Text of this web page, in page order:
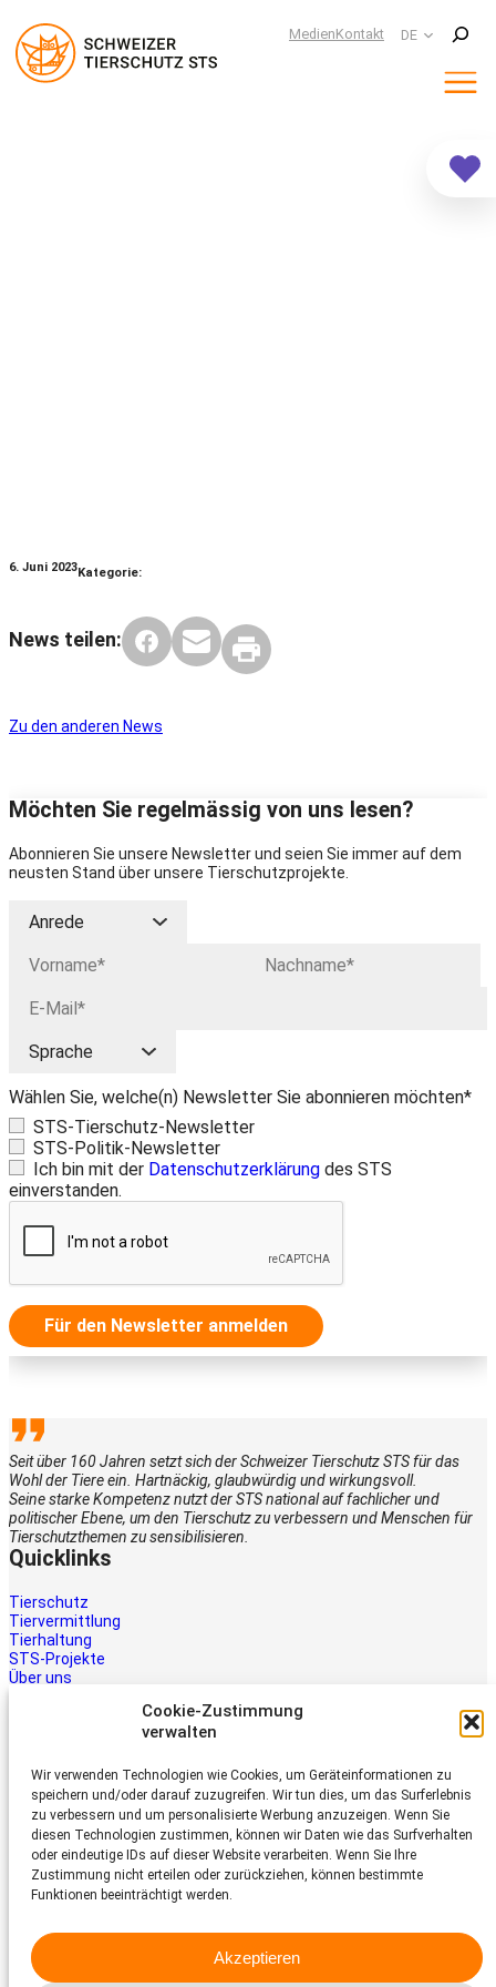
Cookie-Zustimmung
verwalten
Wir verwenden Technologien wie Cookies, um Geräteinformationen zu
speichern und/oder darauf zuzugreifen. Wir tun dies, um das Surferlebnis
zu verbessern und um personalisierte Werbung anzuzeigen. Wenn Sie
diesen Technologien zustimmen, können wir Daten wie das Surfverhalten
oder eindeutige IDs auf dieser Website verarbeiten. Wenn Sie Ihre
Zustimmung nicht erteilen oder zurückziehen, können bestimmte
Funktionen beeinträchtigt werden.
Akzeptieren
MedienKontakt DE
Suchen
6. Juni 2023Kategorie:
News teilen:
Zu den anderen News
Möchten Sie regelmässig von uns lesen?
Abonnieren Sie unsere Newsletter und seien Sie immer auf dem
neusten Stand über unsere Tierschutzprojekte.
Wählen Sie, welche(n) Newsletter Sie abonnieren möchten*
STS-Tierschutz-Newsletter
STS-Politik-Newsletter
Ich bin mit der Datenschutzerklärung des STS
einverstanden.
Für den Newsletter anmelden
Seit über 160 Jahren setzt sich der Schweizer Tierschutz STS für das
Wohl der Tiere ein. Hartnäckig, glaubwürdig und wirkungsvoll.
Seine starke Kompetenz nutzt der STS national auf fachlicher und
politischer Ebene, um den Tierschutz zu verbessern und Menschen für
Tierschutzthemen zu sensibilisieren.
Quicklinks
Tierschutz
Tiervermittlung
Tierhaltung
STS-Projekte
Über uns
Tiere brauchen Hilfe – auch Ihre.
Unterstützen Sie die Arbeit des
Schweizer Tierschutz STS.
Jetzt spenden
Schweizer Tierschutz STS
CH-4053 Basel